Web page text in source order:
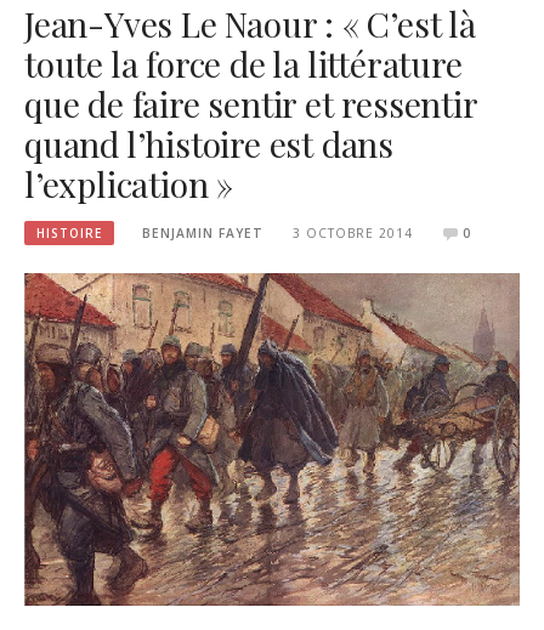
Jean-Yves Le Naour : « C’est là
toute la force de la littérature
que de faire sentir et ressentir
quand l’histoire est dans
l’explication »
HISTOIRE BENJAMIN FAYET 3 OCTOBRE 2014 0